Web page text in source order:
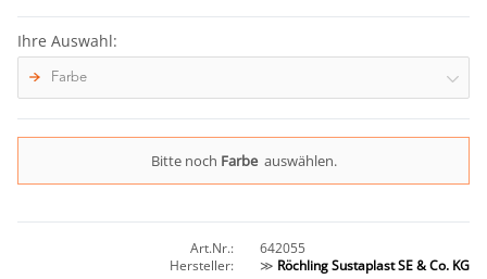
Ihre Auswahl:
Farbe
Bitte noch Farbe auswählen.
Art.Nr.:
642055
Hersteller:
≫ Röchling Sustaplast SE & Co. KG